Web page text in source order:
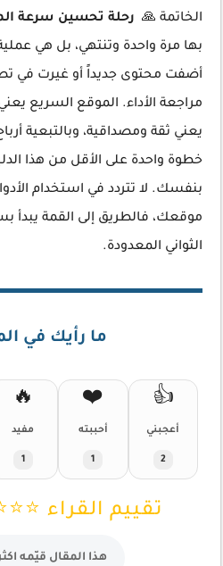
الخاتمة 🙏 رحلة تحسين سرعة
بها مرة واحدة وتنتهي، بل هي
أضفت محتوى جديداً أو غيرت في
مراجعة الأداء. الموقع السريع
يعني ثقة ومصداقية، وبالتبعية
خطوة واحدة على الأقل من هذا
بنفسك. لا تتردد في استخدام
موقعك، فالطريق إلى القمة يبدأ
الثواني المعدودة.
ما رأيك في
👍
أعجبني
2
❤️
أحببته
1
🔥
مفيد
1
تقييم القراء
هذا المقال قيّمه اكثر من